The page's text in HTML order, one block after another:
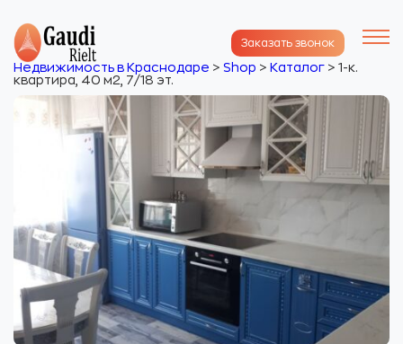
Заказать звонок
Недвижимость в Краснодаре > Shop > Каталог > 1-к.
квартира, 40 м2, 7/18 эт.